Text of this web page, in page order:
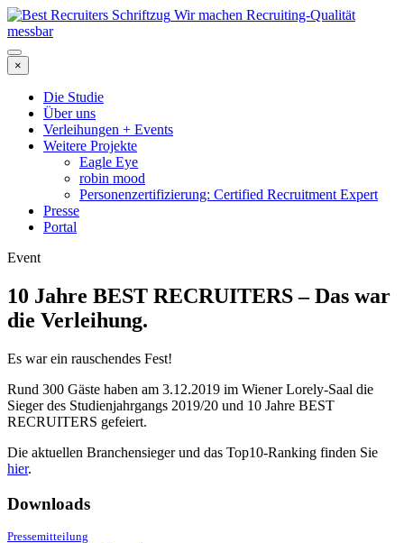
Wir machen Recruiting-Qualität
messbar
×
Die Studie
Über uns
Verleihungen + Events
Weitere Projekte
Eagle Eye
robin mood
Personenzertifizierung: Certified Recruitment Expert
Presse
Portal
Event
10 Jahre BEST RECRUITERS – Das war
die Verleihung.
Es war ein rauschendes Fest!
Rund 300 Gäste haben am 3.12.2019 im Wiener Lorely-Saal die
Sieger des Studienjahrgangs 2019/20 und 10 Jahre BEST
RECRUITERS gefeiert.
Die aktuellen Branchensieger und das Top10-Ranking finden Sie
hier.
Downloads
Pressemitteilung